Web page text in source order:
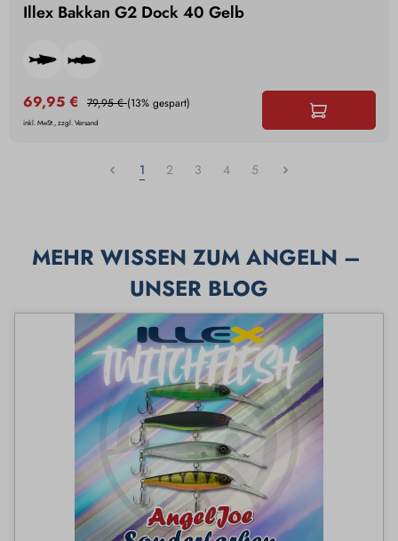
Illex Bakkan G2 Dock 40 Gelb
69,95 € 79,95 €(13% gespart)
inkl. MwSt., zzgl. Versand
1 2 3 4 5
MEHR WISSEN ZUM ANGELN –
UNSER BLOG